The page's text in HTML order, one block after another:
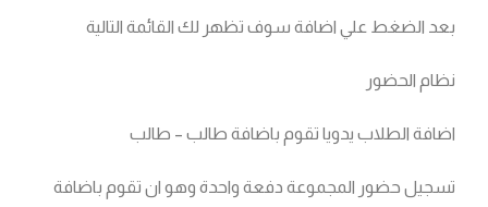
بعد الضغط علي اضافة سوف تظهر لك القائمة التالية
نظام الحضور
اضافة الطلاب يدويا تقوم باضافة طالب – طالب
تسجيل حضور المجموعة دفعة واحدة وهو ان تقوم باضافة